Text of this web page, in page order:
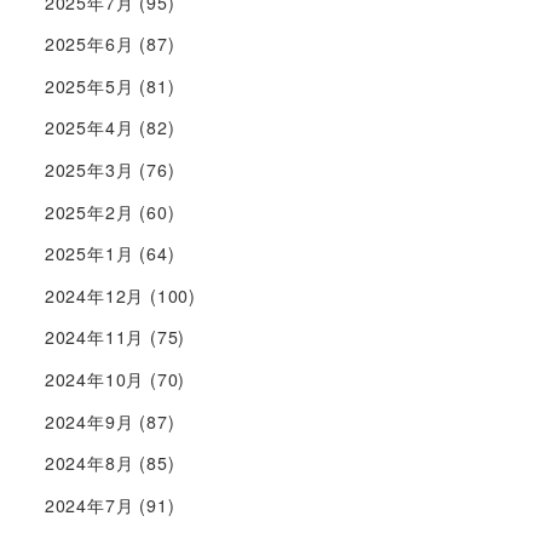
2025年6月 (87)
2025年5月 (81)
2025年4月 (82)
2025年3月 (76)
2025年2月 (60)
2025年1月 (64)
2024年12月 (100)
2024年11月 (75)
2024年10月 (70)
2024年9月 (87)
2024年8月 (85)
2024年7月 (91)